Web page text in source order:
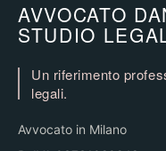
AVVOCATO
STUDIO
Un riferimento
legali.
Avvocato in Milano